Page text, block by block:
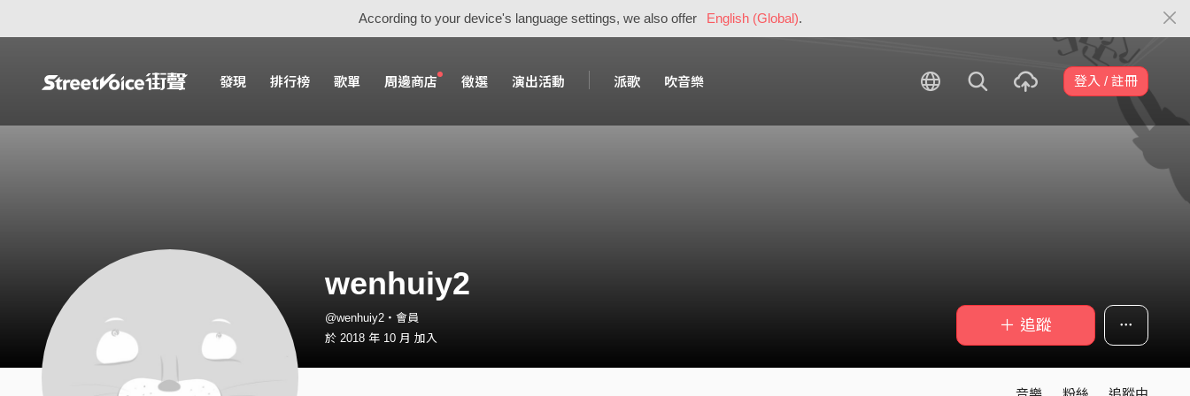
According to your device's language settings, we also offer English (Global).
發現 排行榜 歌單 周邊商店 徵選 演出活動 派歌 吹音樂 登入 / 註冊
wenhuiy2
@wenhuiy2・會員
於 2018 年 10 月 加入
＋ 追蹤